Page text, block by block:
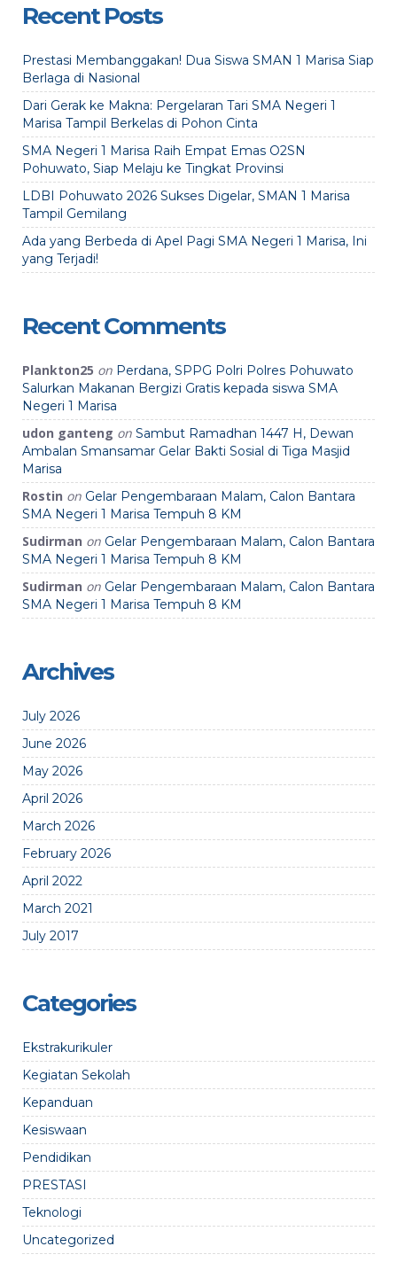
Recent Posts
Prestasi Membanggakan! Dua Siswa SMAN 1 Marisa Siap
Berlaga di Nasional
Dari Gerak ke Makna: Pergelaran Tari SMA Negeri 1
Marisa Tampil Berkelas di Pohon Cinta
SMA Negeri 1 Marisa Raih Empat Emas O2SN
Pohuwato, Siap Melaju ke Tingkat Provinsi
LDBI Pohuwato 2026 Sukses Digelar, SMAN 1 Marisa
Tampil Gemilang
Ada yang Berbeda di Apel Pagi SMA Negeri 1 Marisa, Ini
yang Terjadi!
Recent Comments
Plankton25 on Perdana, SPPG Polri Polres Pohuwato
Salurkan Makanan Bergizi Gratis kepada siswa SMA
Negeri 1 Marisa
udon ganteng on Sambut Ramadhan 1447 H, Dewan
Ambalan Smansamar Gelar Bakti Sosial di Tiga Masjid
Marisa
Rostin on Gelar Pengembaraan Malam, Calon Bantara
SMA Negeri 1 Marisa Tempuh 8 KM
Sudirman on Gelar Pengembaraan Malam, Calon Bantara
SMA Negeri 1 Marisa Tempuh 8 KM
Sudirman on Gelar Pengembaraan Malam, Calon Bantara
SMA Negeri 1 Marisa Tempuh 8 KM
Archives
July 2026
June 2026
May 2026
April 2026
March 2026
February 2026
April 2022
March 2021
July 2017
Categories
Ekstrakurikuler
Kegiatan Sekolah
Kepanduan
Kesiswaan
Pendidikan
PRESTASI
Teknologi
Uncategorized